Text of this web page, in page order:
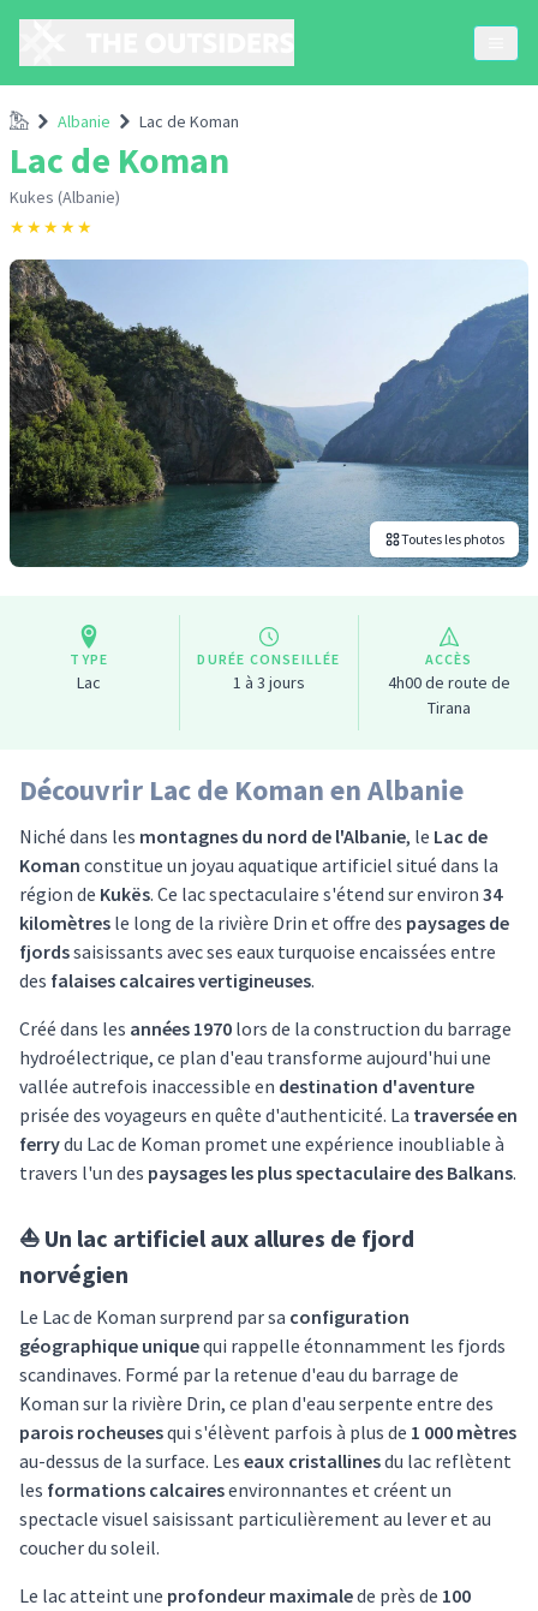
AccueilAlbanie Lac de Koman
Lac de Koman
Kukes (Albanie)
★★★★★
Toutes les photos
TYPE
Lac
DURÉE CONSEILLÉE
1 à 3 jours
ACCÈS
4h00 de route de
Tirana
Découvrir Lac de Koman en Albanie
Niché dans les montagnes du nord de l'Albanie, le Lac de
Koman constitue un joyau aquatique artificiel situé dans la
région de Kukës. Ce lac spectaculaire s'étend sur environ 34
kilomètres le long de la rivière Drin et offre des paysages de
fjordssaisissants avec ses eaux turquoise encaissées entre
des falaises calcaires vertigineuses.
Créé dans les années 1970 lors de la construction du barrage
hydroélectrique, ce plan d'eau transforme aujourd'hui une
vallée autrefois inaccessible en destination d'aventure
prisée des voyageurs en quête d'authenticité. La traversée en
ferrydu Lac de Koman promet une expérience inoubliable à
travers l'un des paysages les plus spectaculaire des Balkans.
⛵ Un lac artificiel aux allures de fjord
norvégien
Le Lac de Koman surprend par sa configuration
géographique uniquequi rappelle étonnamment les fjords
scandinaves. Formé par la retenue d'eau du barrage de
Koman sur la rivière Drin, ce plan d'eau serpente entre des
parois rocheusesqui s'élèvent parfois à plus de 1 000 mètres
au-dessus de la surface. Les eaux cristallinesdu lac reflètent
les formations calcairesenvironnantes et créent un
spectacle visuel saisissant particulièrement au lever et au
coucher du soleil.
Le lac atteint une profondeur maximalede près de 100